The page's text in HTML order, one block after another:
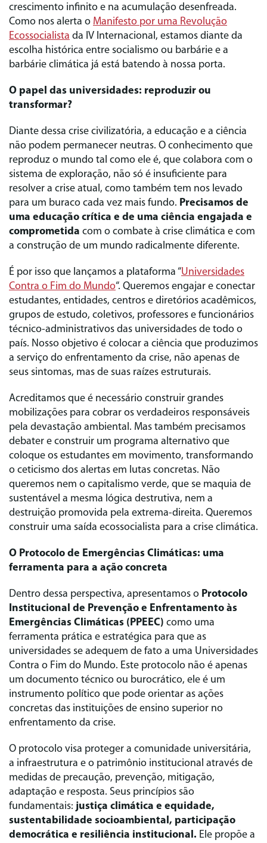
crescimento infinito e na acumulação desenfreada.
Como nos alerta o Manifesto por uma Revolução
Ecossocialista da IV Internacional, estamos diante da
escolha histórica entre socialismo ou barbárie e a
barbárie climática já está batendo à nossa porta.
O papel das universidades: reproduzir ou
transformar?
Diante dessa crise civilizatória, a educação e a ciência
não podem permanecer neutras. O conhecimento que
reproduz o mundo tal como ele é, que colabora com o
sistema de exploração, não só é insuficiente para
resolver a crise atual, como também tem nos levado
para um buraco cada vez mais fundo. Precisamos de
uma educação crítica e de uma ciência engajada e
comprometida com o combate à crise climática e com
a construção de um mundo radicalmente diferente.
É por isso que lançamos a plataforma “Universidades
Contra o Fim do Mundo“. Queremos engajar e conectar
estudantes, entidades, centros e diretórios acadêmicos,
grupos de estudo, coletivos, professores e funcionários
técnico-administrativos das universidades de todo o
país. Nosso objetivo é colocar a ciência que produzimos
a serviço do enfrentamento da crise, não apenas de
seus sintomas, mas de suas raízes estruturais.
Acreditamos que é necessário construir grandes
mobilizações para cobrar os verdadeiros responsáveis
pela devastação ambiental. Mas também precisamos
debater e construir um programa alternativo que
coloque os estudantes em movimento, transformando
o ceticismo dos alertas em lutas concretas. Não
queremos nem o capitalismo verde, que se maquia de
sustentável a mesma lógica destrutiva, nem a
destruição promovida pela extrema-direita. Queremos
construir uma saída ecossocialista para a crise climática.
O Protocolo de Emergências Climáticas: uma
ferramenta para a ação concreta
Dentro dessa perspectiva, apresentamos o Protocolo
Institucional de Prevenção e Enfrentamento às
Emergências Climáticas (PPEEC) como uma
ferramenta prática e estratégica para que as
universidades se adequem de fato a uma Universidades
Contra o Fim do Mundo. Este protocolo não é apenas
um documento técnico ou burocrático, ele é um
instrumento político que pode orientar as ações
concretas das instituições de ensino superior no
enfrentamento da crise.
O protocolo visa proteger a comunidade universitária,
a infraestrutura e o patrimônio institucional através de
medidas de precaução, prevenção, mitigação,
adaptação e resposta. Seus princípios são
fundamentais: justiça climática e equidade,
sustentabilidade socioambiental, participação
democrática e resiliência institucional. Ele propõe a